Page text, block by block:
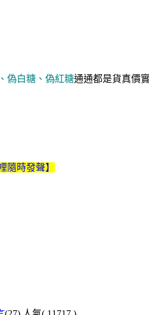
偽白糖、偽紅糖通通都是貨真價
隨時發聲】